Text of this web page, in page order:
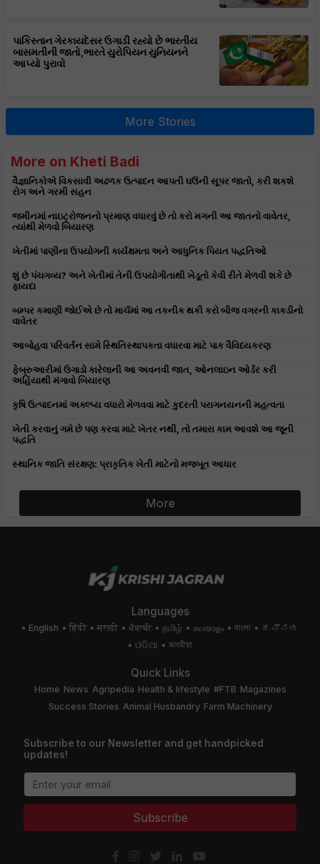
પાકિસ્તાન ગેરકાયદેસર ઉગાડી રહ્યો છે ભારતીય
બાસમતીની જાતો,ભારતે યુરોપિયન યુનિયનને
આપ્યો પુરાવો
More Stories
More on Kheti Badi
વૈજ્ઞાનિકોએ વિકસાવી અઢળક ઉત્પાદન આપતી ઘઉંની સૂપર જાતો, કરી શકશે
રોગ અને ગરમી સહન
જમીનમાં નાઇટ્રોજનનો પ્રમાણ વધારવું છે તો કરો મગની આ જાતનો વાવેતર,
ત્યાંથી મેળવો બિયારણ
ખેતીમાં પાણીના ઉપયોગની કાર્યક્ષમતા અને આધુનિક પિયત પદ્ધતિઓ
શું છે પંચગવ્ય? અને ખેતીમાં તેની ઉપયોગીતાથી ખેડૂતો કેવી રીતે મેળવી શકે છે
ફાયદા
બમ્પર કમાણી જોઈએ છે તો માર્ચમાં આ તકનીક થકી કરો બીજ વગરની કાકડીનો
વાવેતર
આબોહવા પરિવર્તન સામે સ્થિતિસ્થાપકતા વધારવા માટે પાક વૈવિધ્યકરણ
ફેબ્રુઆરીમાં ઉગાડો કારેલાની આ અવનવી જાત, ઓનલાઇન ઓર્ડર કરી
અહિંયાથી મંગાવો બિયારણ
કૃષિ ઉત્પાદનમાં અક્લ્પ્ય વધારો મેળવવા માટે કુદરતી પરાગનયનની મહત્વતા
ખેતી કરવાનું ગમે છે પણ કરવા માટે ખેતર નથી, તો તમારા કામ આવશે આ જૂની
પદ્ધતિ
સ્થાનિક જાતિ સંરક્ષણ: પ્રાકૃતિક ખેતી માટેનો મજબૂત આધાર
More
Languages
English हिंदी मराठी ਪੰਜਾਬੀ தமிழ் മലയാളം বাংলা
ಕನ್ನಡ
ଓଡିଆ
অসমীয়া
Quick Links
Home News Agripedia Health & lifestyle #FTB Magazines
Success Stories Animal Husbandry Farm Machinery
Subscribe to our Newsletter and get handpicked
updates!
Subscribe